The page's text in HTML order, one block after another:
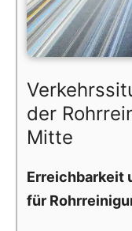
der
Mitte
Erreichbarkeit
für